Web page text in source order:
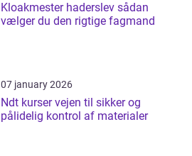
Kloakmester haderslev sådan
vælger du den rigtige fagmand
07 january 2026
Ndt kurser vejen til sikker og
pålidelig kontrol af materialer